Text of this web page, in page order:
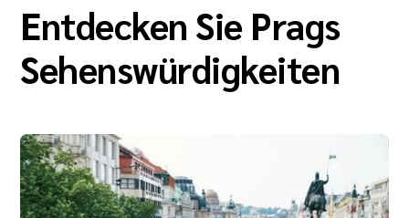
Entdecken Sie Prags
Sehenswürdigkeiten